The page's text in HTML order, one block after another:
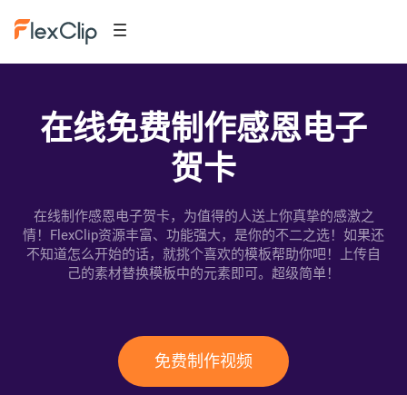
在线免费制作感恩电子
贺卡
在线制作感恩电子贺卡，为值得的人送上你真挚的感激之
情！FlexClip资源丰富、功能强大，是你的不二之选！如果还
不知道怎么开始的话，就挑个喜欢的模板帮助你吧！上传自
己的素材替换模板中的元素即可。超级简单！
免费制作视频